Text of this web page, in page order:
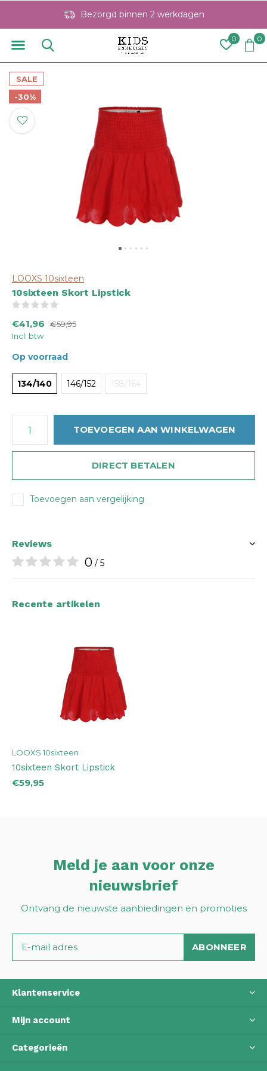
0 0
Bezorgd binnen 2 werkdagen
SALE
-30%
LOOXS 10sixteen
10sixteen Skort Lipstick
€41,96
€59,95
Incl. btw
Op voorraad
134/140 146/152 158/164
TOEVOEGEN AAN WINKELWAGEN
DIRECT BETALEN
Toevoegen aan vergelijking
Reviews
0 / 5
Recente artikelen
LOOXS 10sixteen
10sixteen Skort Lipstick
€59,95
Meld je aan voor onze
nieuwsbrief
Ontvang de nieuwste aanbiedingen en promoties
ABONNEER
Klantenservice
Mijn account
Categorieën